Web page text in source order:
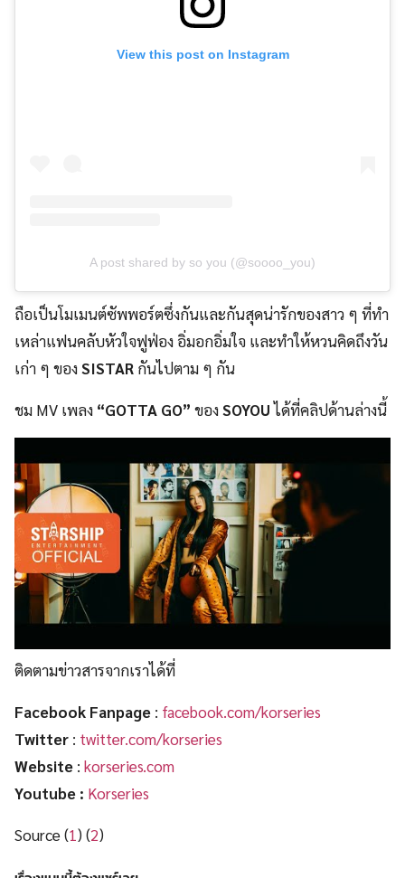
View this post on Instagram
A post shared by so you (@soooo_you)
ถือเป็นโมเมนต์ซัพพอร์ตซึ่งกันและกันสุดน่ารักของสาว ๆ ที่ทำ
เหล่าแฟนคลับหัวใจฟูฟ่อง อิ่มอกอิ่มใจ และทำให้หวนคิดถึงวัน
เก่า ๆ ของSISTAR กันไปตาม ๆ กัน
ชม MV เพลง “GOTTA GO” ของSOYOUได้ที่คลิปด้านล่างนี้
ติดตามข่าวสารจากเราได้ที่
Facebook Fanpage : facebook.com/korseries
Twitter : twitter.com/korseries
Website : korseries.com
Youtube : Korseries
Source (1) (2)